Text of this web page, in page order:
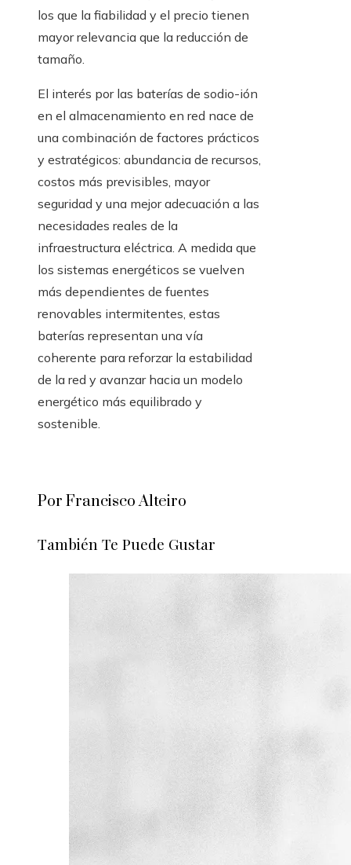
los que la fiabilidad y el precio tienen
mayor relevancia que la reducción de
tamaño.
El interés por las baterías de sodio-ión
en el almacenamiento en red nace de
una combinación de factores prácticos
y estratégicos: abundancia de recursos,
costos más previsibles, mayor
seguridad y una mejor adecuación a las
necesidades reales de la
infraestructura eléctrica. A medida que
los sistemas energéticos se vuelven
más dependientes de fuentes
renovables intermitentes, estas
baterías representan una vía
coherente para reforzar la estabilidad
de la red y avanzar hacia un modelo
energético más equilibrado y
sostenible.
Por Francisco Alteiro
También Te Puede Gustar